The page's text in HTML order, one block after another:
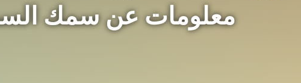
معلومات عن سمك